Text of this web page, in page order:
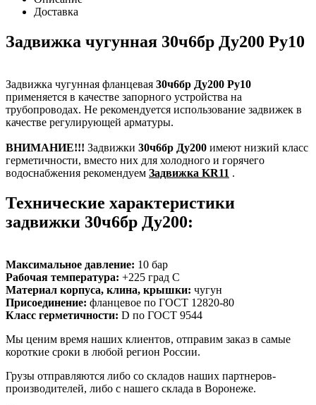
Доставка
Задвижка чугунная 30ч6бр Ду200 Ру10
Задвижка чугунная фланцевая 30ч6бр Ду200 Ру10
применяется в качестве запорного устройства на
трубопроводах. Не рекомендуется использование задвижек в
качестве регулирующей арматуры.
ВНИМАНИЕ!!! Задвижки 30ч6бр Ду200 имеют низкий класс
герметичности, вместо них для холодного и горячего
водоснабжения рекомендуем Задвижка KR11 .
Технические характеристики
задвижки 30ч6бр Ду200:
Максимальное давление: 10 бар
Рабочая температура: +225 град С
Материал корпуса, клина, крышки: чугун
Присоединение: фланцевое по ГОСТ 12820-80
Класс герметичности: D по ГОСТ 9544
Мы ценим время наших клиентов, отправим заказ в самые
короткие сроки в любой регион России.
Грузы отправляются либо со складов наших партнеров-
производителей, либо с нашего склада в Воронеже.